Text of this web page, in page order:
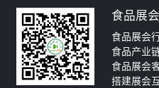
食品展
食品展会
食品产业
食品展会
搭建展会